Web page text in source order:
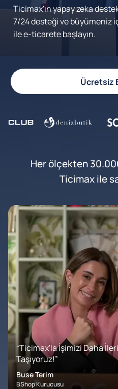
Ticimax'ın yapay zeka
7/24 desteği ve büyümeniz
ile e-ticarete başlayın.
Ücretsiz
Her ölçekten
Ticimax ile
“Ticimax'la İşimizi Daha
Taşıyoruz!”
Buse Terim
BShop Kurucusu